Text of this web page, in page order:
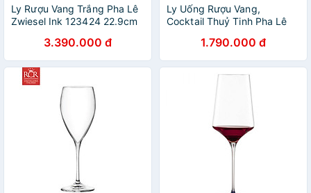
Ly Rượu Vang Trắng Pha Lê
Zwiesel Ink 123424 22.9cm
Antique hàng chính hãng
3.390.000 đ
Ly Uống Rượu Vang,
Cocktail Thuỷ Tinh Pha Lê
Timeless - Timeless Wine
Glass 650 ml
1.790.000 đ